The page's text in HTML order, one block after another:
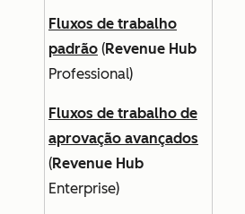
Fluxos de trabalho
padrão (Revenue Hub
Professional)
Fluxos de trabalho de
aprovação avançados
(Revenue Hub
Enterprise)